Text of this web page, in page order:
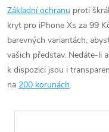
Základní ochranu proti
kryt pro iPhone Xs za 99
barevných variantách,
vašich představ. Nedáte-li
k dispozici jsou i
na 200 korunách.